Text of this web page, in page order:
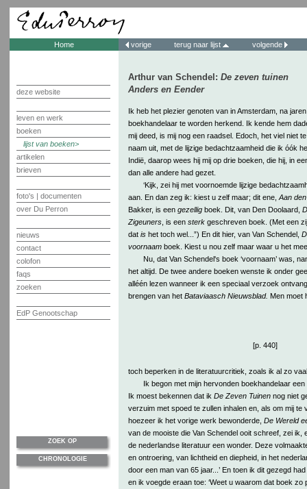
Home
deze website
leven en werk
boeken
lijst van boeken
artikelen
brieven
foto's | documenten
over Du Perron
nieuws
contact
colofon
faqs
zoeken
EdP Genootschap
vorige terug naar lijst volgende
Arthur van Schendel: De zeven tuinen
Anders en Eender
Ik heb het plezier genoten van in Amsterdam, na
boekhandelaar te worden herkend. Ik kende hem
mij deed, is mij nog een raadsel. Edoch, het viel niet
naam uit, met de lijzige bedachtzaamheid die ik óók
Indië, daarop wees hij mij op drie boeken, die hij, in
dan alle andere had gezet.
‘Kijk, zei hij met voornoemde lijzige
aan. En dan zeg ik: kiest u zelf maar; dit ene, Aan
Bakker, is een gezelligboek. Dit, van Den Doolaard,
Zigeuners, is een sterkgeschreven boek. (Met een
dat ishet toch wel...”) En dit hier, van Van Schendel,
voornaamboek. Kiest u nou zelf maar waar u het
Nu, dat Van Schendel's boek ‘voornaam’ was,
het altijd. De twee andere boeken wenste ik onder
alléén lezen wanneer ik een speciaal verzoek
brengen van het Bataviaasch Nieuwsblad. Men moet
[p. 440]
toch beperken in de literatuurcritiek, zoals ik al zo
Ik begon met mijn hervonden boekhandelaar
Ik moest bekennen dat ik De Zeven Tuinennog niet
verzuim met spoed te zullen inhalen en, als om mij te
hoezeer ik het vorige werk bewonderde, De Wereld
van de mooiste die Van Schendel ooit schreef, zei ik,
de nederlandse literatuur een wonder. Deze
en ontroering, van lichtheid en diepheid, in het
door een man van 65 jaar...’ En toen ik dit gezegd
en ik voegde eraan toe: ‘Weet u waarom dat boek zo
ZOEK OP
CHRONOLOGIE